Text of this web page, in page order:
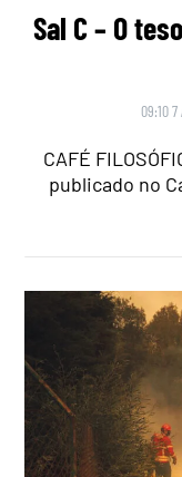
Sal C – O
09:10
CAFÉ
publicado no